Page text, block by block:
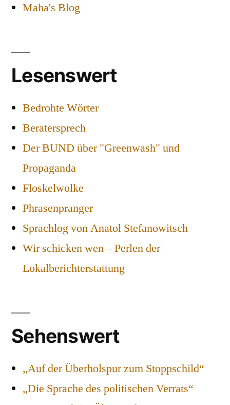
Maha's Blog
Lesenswert
Bedrohte Wörter
Beratersprech
Der BUND über "Greenwash" und
Propaganda
Floskelwolke
Phrasenpranger
Sprachlog von Anatol Stefanowitsch
Wir schicken wen – Perlen der
Lokalberichterstattung
Sehenswert
„Auf der Überholspur zum Stoppschild“
„Die Sprache des politischen Verrats“